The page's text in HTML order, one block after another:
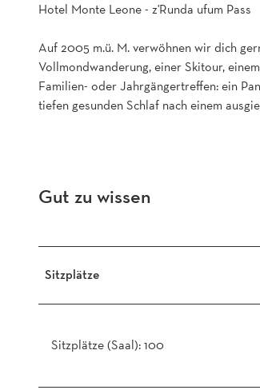
n
.
j
p
g
Hotel Monte Leone - z'Runda ufum Pass
Auf 2005 m.ü. M. verwöhnen wir dich
Vollmondwanderung, einer Skitour,
Familien- oder Jahrgängertreffen: ein
tiefen gesunden Schlaf nach einem
Gut zu wissen
Sitzplätze
Sitzplätze (Saal): 100